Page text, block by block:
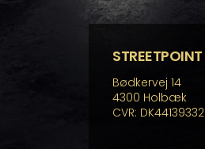
STREETPOINT
Bødkervej 14
4300 Holbæk
CVR: DK44139332